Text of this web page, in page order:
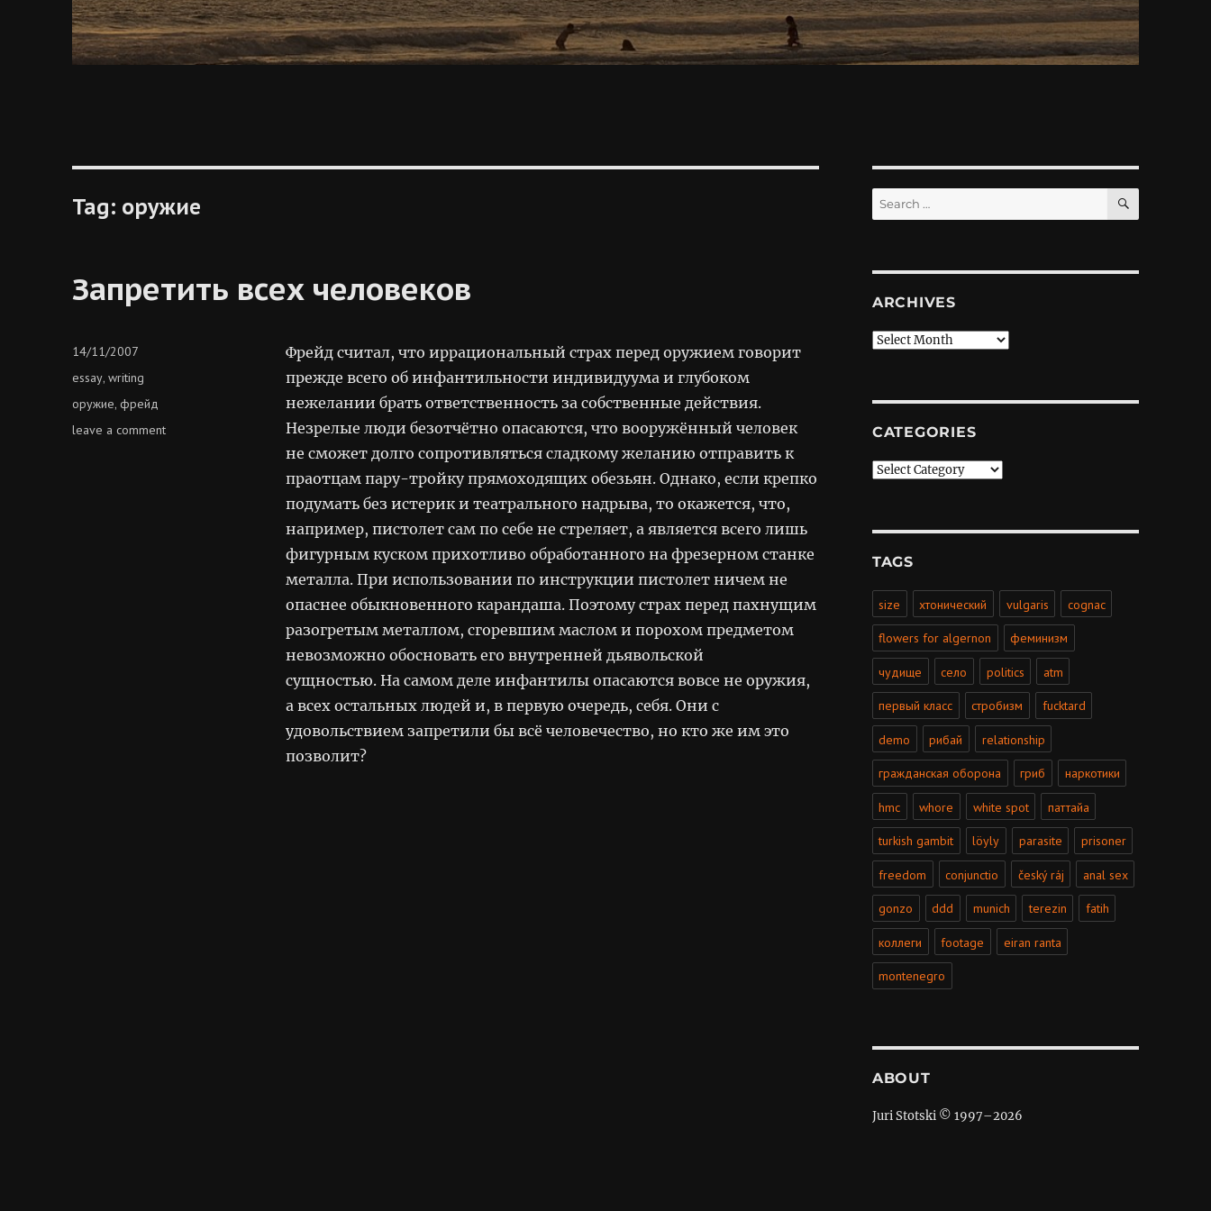
Tag: оружие
Запретить всех человеков
Фрейд считал, что иррациональный страх перед оружием говорит
прежде всего об инфантильности индивидуума и глубоком
нежелании брать ответственность за собственные действия.
Незрелые люди безотчётно опасаются, что вооружённый человек
не сможет долго сопротивляться сладкому желанию отправить к
праотцам пару-тройку прямоходящих обезьян. Однако, если крепко
подумать без истерик и театрального надрыва, то окажется, что,
например, пистолет сам по себе не стреляет, а является всего лишь
фигурным куском прихотливо обработанного на фрезерном станке
металла. При использовании по инструкции пистолет ничем не
опаснее обыкновенного карандаша. Поэтому страх перед пахнущим
разогретым металлом, сгоревшим маслом и порохом предметом
невозможно обосновать его внутренней дьявольской
сущностью. На самом деле инфантилы опасаются вовсе не оружия,
а всех остальных людей и, в первую очередь, себя. Они с
удовольствием запретили бы всё человечество, но кто же им это
позволит?
Posted
14/11/2007
Categories
essay,writing
Tags
оружие,фрейд
leave a commenton
Search
for:
SEARCH
ARCHIVES
Archives
CATEGORIES
Categories
TAGS
size хтонический vulgaris cognac
flowers for algernon феминизм
чудище село politics atm
первый класс стробизм fucktard
demo рибай relationship
гражданская оборона гриб наркотики
hmc whore white spot паттайа
turkish gambit löyly parasite prisoner
freedom conjunctio český ráj anal sex
gonzo ddd munich terezin fatih
коллеги footage eiran ranta
montenegro
ABOUT
Juri Stotski © 1997–2026